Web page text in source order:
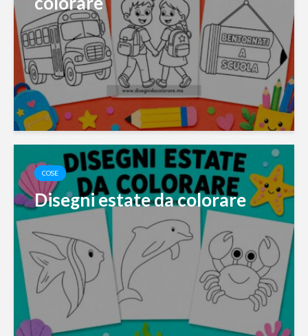
COSE
Disegni estate da colorare